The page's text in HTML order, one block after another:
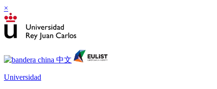
×
Universidad